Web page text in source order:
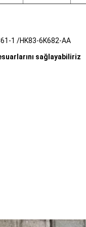
1 /HK83-6K682-AA
sağlayabiliriz